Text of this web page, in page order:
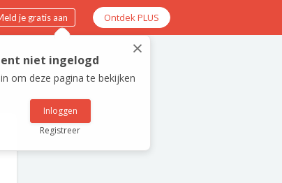
je gratis aan Ontdek PLUS
×
niet ingelogd
om deze pagina te bekijken
Inloggen
Registreer